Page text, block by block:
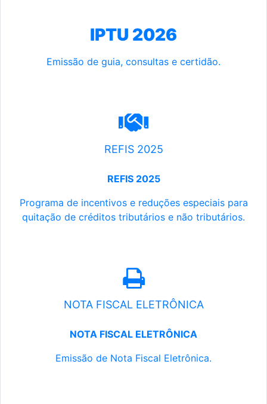
IPTU 2026
Emissão de guia, consultas e certidão.
REFIS 2025
REFIS 2025
Programa de incentivos e reduções especiais para
quitação de créditos tributários e não tributários.
NOTA FISCAL ELETRÔNICA
NOTA FISCAL ELETRÔNICA
Emissão de Nota Fiscal Eletrônica.